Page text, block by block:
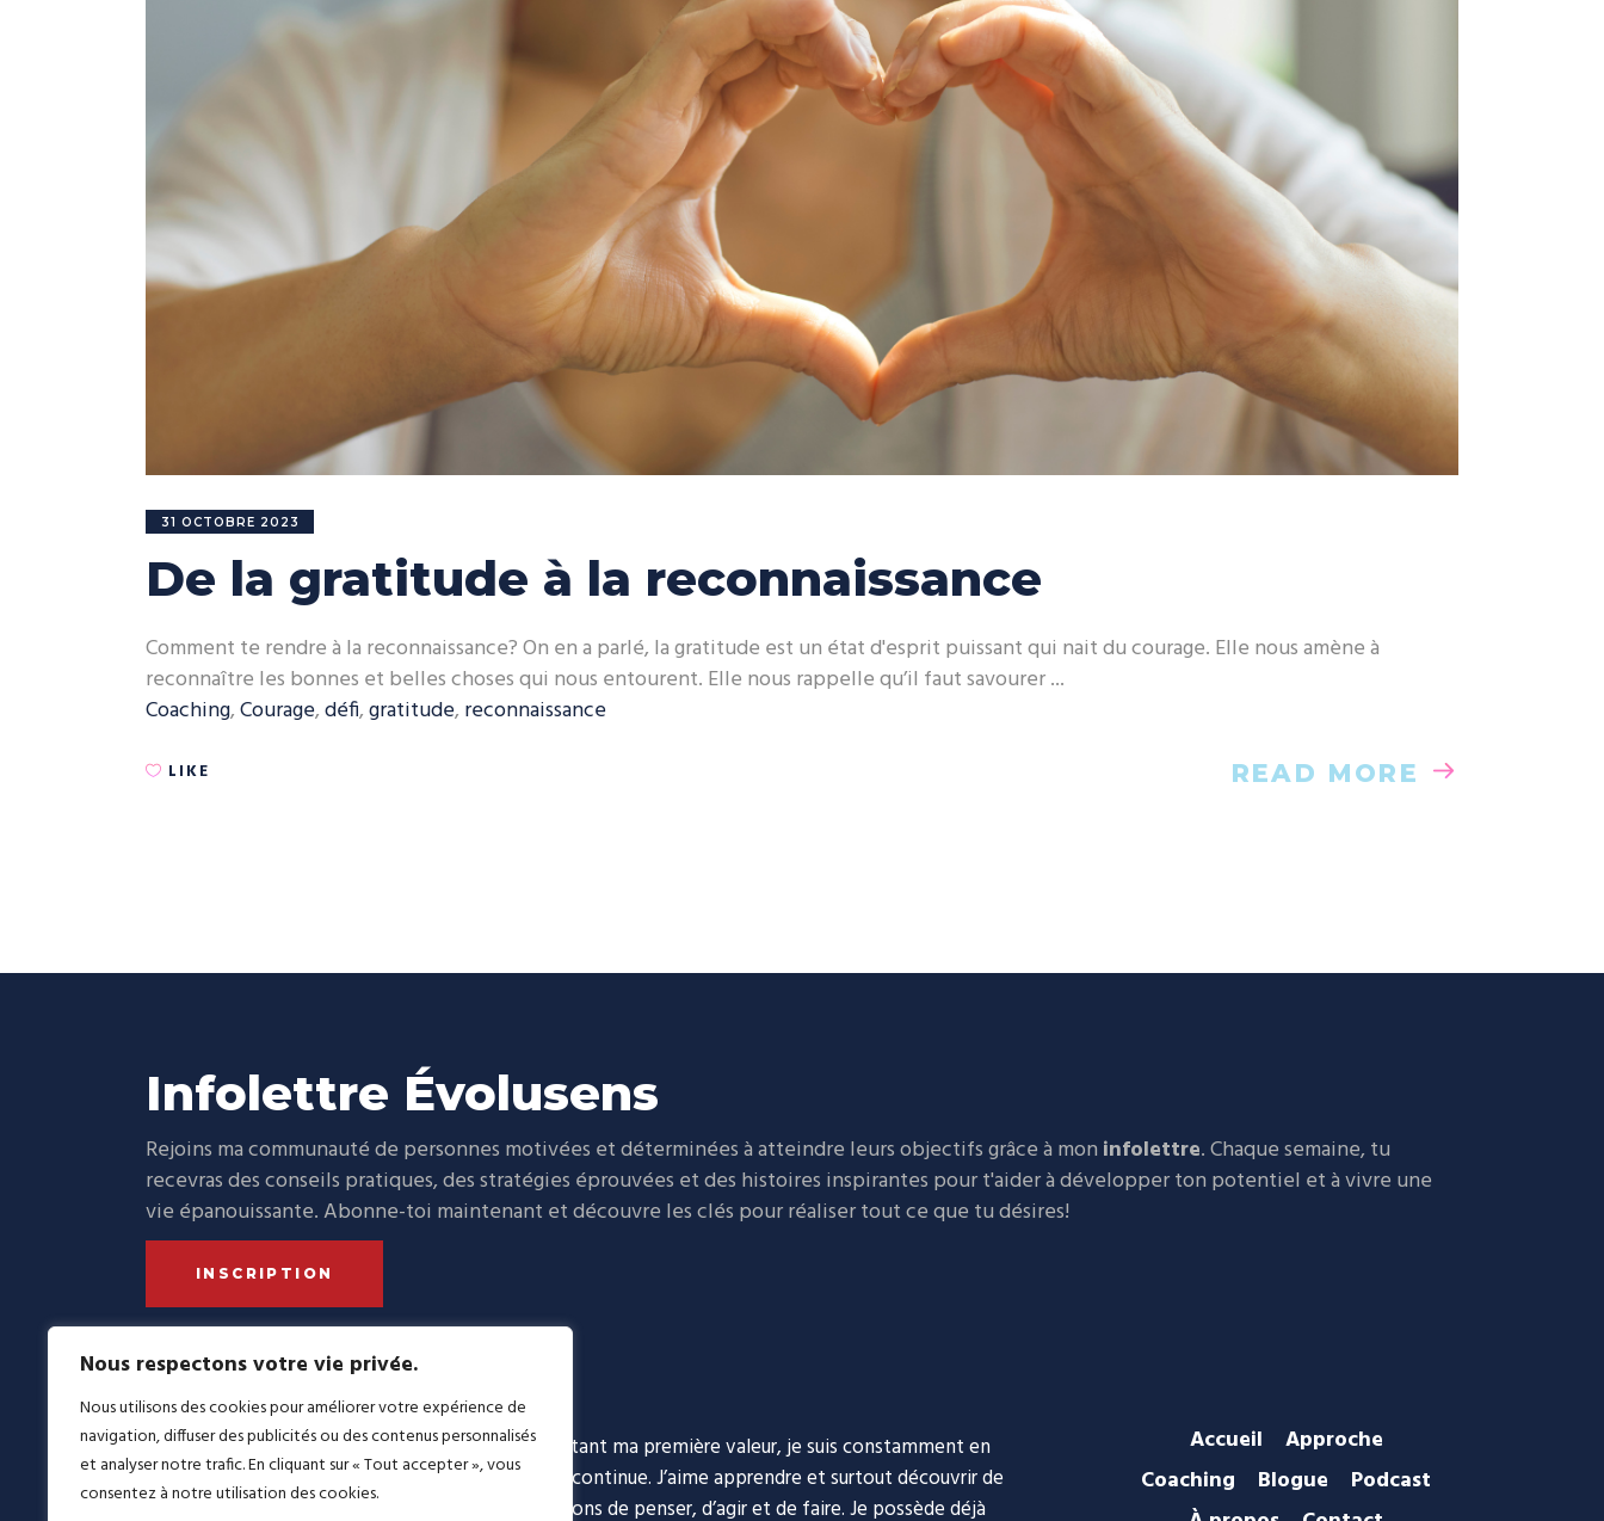
Nous respectons votre vie privée.
Nous utilisons des cookies pour améliorer votre expérience de
navigation, diffuser des publicités ou des contenus personnalisés
et analyser notre trafic. En cliquant sur « Tout accepter », vous
consentez à notre utilisation des cookies.
31 OCTOBRE 2023
De la gratitude à la reconnaissance
Comment te rendre à la reconnaissance? On en a parlé, la gratitude est un état d'esprit puissant qui nait du courage. Elle nous amène à
reconnaître les bonnes et belles choses qui nous entourent. Elle nous rappelle qu’il faut savourer
Coaching,Courage,défi,gratitude, reconnaissance
LIKE READ MORE
Infolettre Évolusens
Rejoins ma communauté de personnes motivées et déterminées à atteindre leurs objectifs grâce à mon infolettre. Chaque semaine, tu
recevras des conseils pratiques, des stratégies éprouvées et des histoires inspirantes pour t'aider à développer ton potentiel et à vivre une
vie épanouissante. Abonne-toi maintenant et découvre les clés pour réaliser tout ce que tu désires!
INSCRIPTION
L’évolution étant ma première valeur, je suis constamment en
amélioration continue. J’aime apprendre et surtout découvrir de
nouvelles façons de penser, d’agir et de faire. Je possède déjà
Accueil
Approche
Coaching
Blogue
Podcast